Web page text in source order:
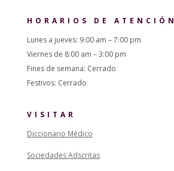
HORARIOS DE ATENCIÓN
Lunes a jueves: 9:00 am – 7:00 pm
Viernes de 8:00 am – 3:00 pm
Fines de semana: Cerrado
Festivos: Cerrado
VISITAR
Diccionario Médico
Sociedades Adscritas